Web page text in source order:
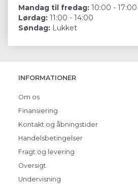
Mandag til fredag: 10:00 - 17:00
Lørdag: 11:00 - 14:00
Søndag: Lukket
INFORMATIONER
Om os
Finansiering
Kontakt og åbningstider
Handelsbetingelser
Fragt og levering
Oversigt
Undervisning